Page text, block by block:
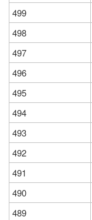
499
498
497
496
495
494
493
492
491
490
489